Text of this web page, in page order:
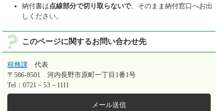
納付書は点線部分で切り取らないで、そのまま納付窓口へお出
しください。
このページに関するお問い合わせ先
税務課
代表
〒586-8501
河内長野市原町一丁目1番1号
Tel：0721－53－1111
メール送信